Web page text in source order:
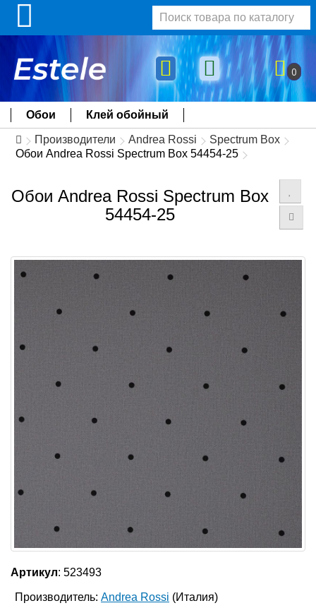
0
Обои Клей обойный
Производители Andrea Rossi
Spectrum Box
Обои Andrea Rossi Spectrum Box 54454-25
Обои Andrea Rossi Spectrum Box
54454-25
Артикул: 523493
Производитель: Andrea Rossi (Италия)